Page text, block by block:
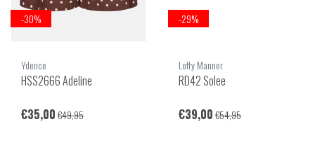
-30%
Ydence
HSS2666 Adeline
€35,00 €49,95
-29%
Lofty Manner
RD42 Solee
€39,00 €54,95